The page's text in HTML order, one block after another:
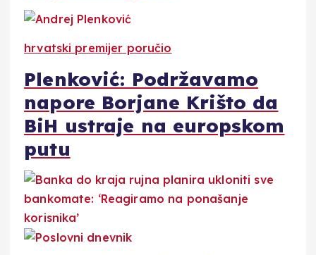
hrvatski premijer poručio
Plenković: Podržavamo
napore Borjane Krišto da
BiH ustraje na europskom
putu